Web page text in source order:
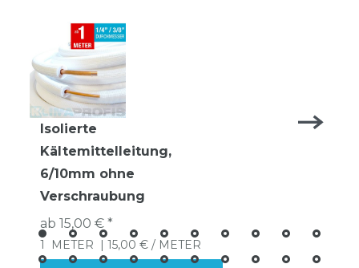
Isolierte
Kältemittelleitung,
6/10mm ohne
Verschraubung
ab 15,00 € *
1 METER | 15,00 € / METER